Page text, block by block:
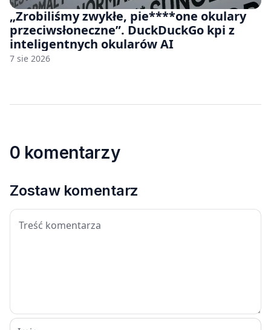
„Zrobiliśmy zwykłe, pie****one okulary
przeciwsłoneczne”. DuckDuckGo kpi z
inteligentnych okularów AI
7 sie 2026
0 komentarzy
Zostaw komentarz